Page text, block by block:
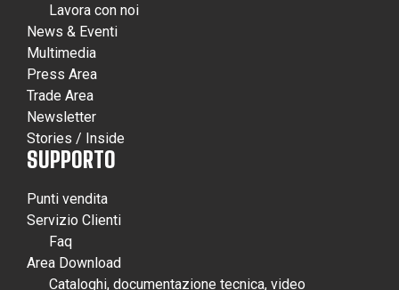
Lavora con noi
News & Eventi
Multimedia
Press Area
Trade Area
Newsletter
Stories / Inside
SUPPORTO
Punti vendita
Servizio Clienti
Faq
Area Download
Cataloghi, documentazione tecnica, video